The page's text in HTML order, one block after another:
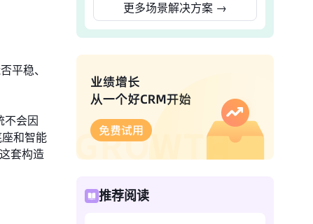
平稳、
不会因
和智能
套构造
更多场景解决方案 →
推荐阅读